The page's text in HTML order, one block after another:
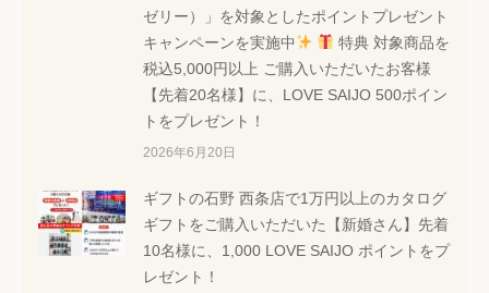
ゼリー）」を対象としたポイントプレゼント
キャンペーンを実施中
特典 対象商品を
税込5,000円以上 ご購入いただいたお客様
【先着20名様】に、LOVE SAIJO 500ポイン
トをプレゼント！
2026年6月20日
ギフトの石野 西条店で1万円以上のカタログ
ギフトをご購入いただいた【新婚さん】先着
10名様に、1,000 LOVE SAIJO ポイントをプ
レゼント！